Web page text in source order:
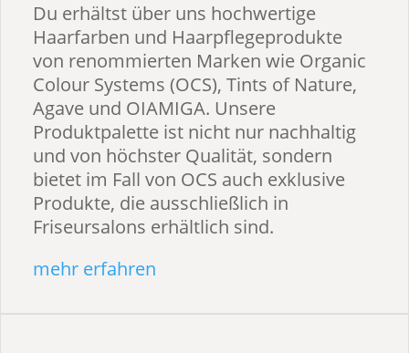
Du erhältst über uns hochwertige
Haarfarben und Haarpflegeprodukte
von renommierten Marken wie Organic
Colour Systems (OCS), Tints of Nature,
Agave und OIAMIGA. Unsere
Produktpalette ist nicht nur nachhaltig
und von höchster Qualität, sondern
bietet im Fall von OCS auch exklusive
Produkte, die ausschließlich in
Friseursalons erhältlich sind.
mehr erfahren